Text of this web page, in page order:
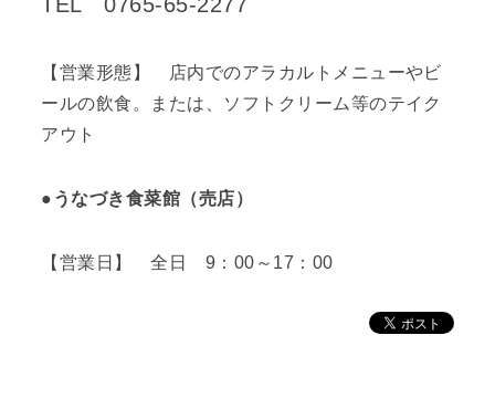
【営業形態】 店内でのアラカルトメニューやビ
ールの飲食。または、ソフトクリーム等のテイク
アウト
●うなづき食菜館（売店）
【営業日】 全日 9：00～17：00